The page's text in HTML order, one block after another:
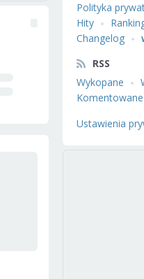
Polityka
Hity
Changelog
RSS
Wykopane
Komentowane
Ustawienia